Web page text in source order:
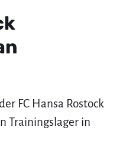
FC Hansa Rostock
Trainingslager in